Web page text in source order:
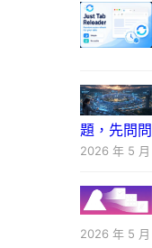
題，先問
2026 年 5 月
2026 年 5 月